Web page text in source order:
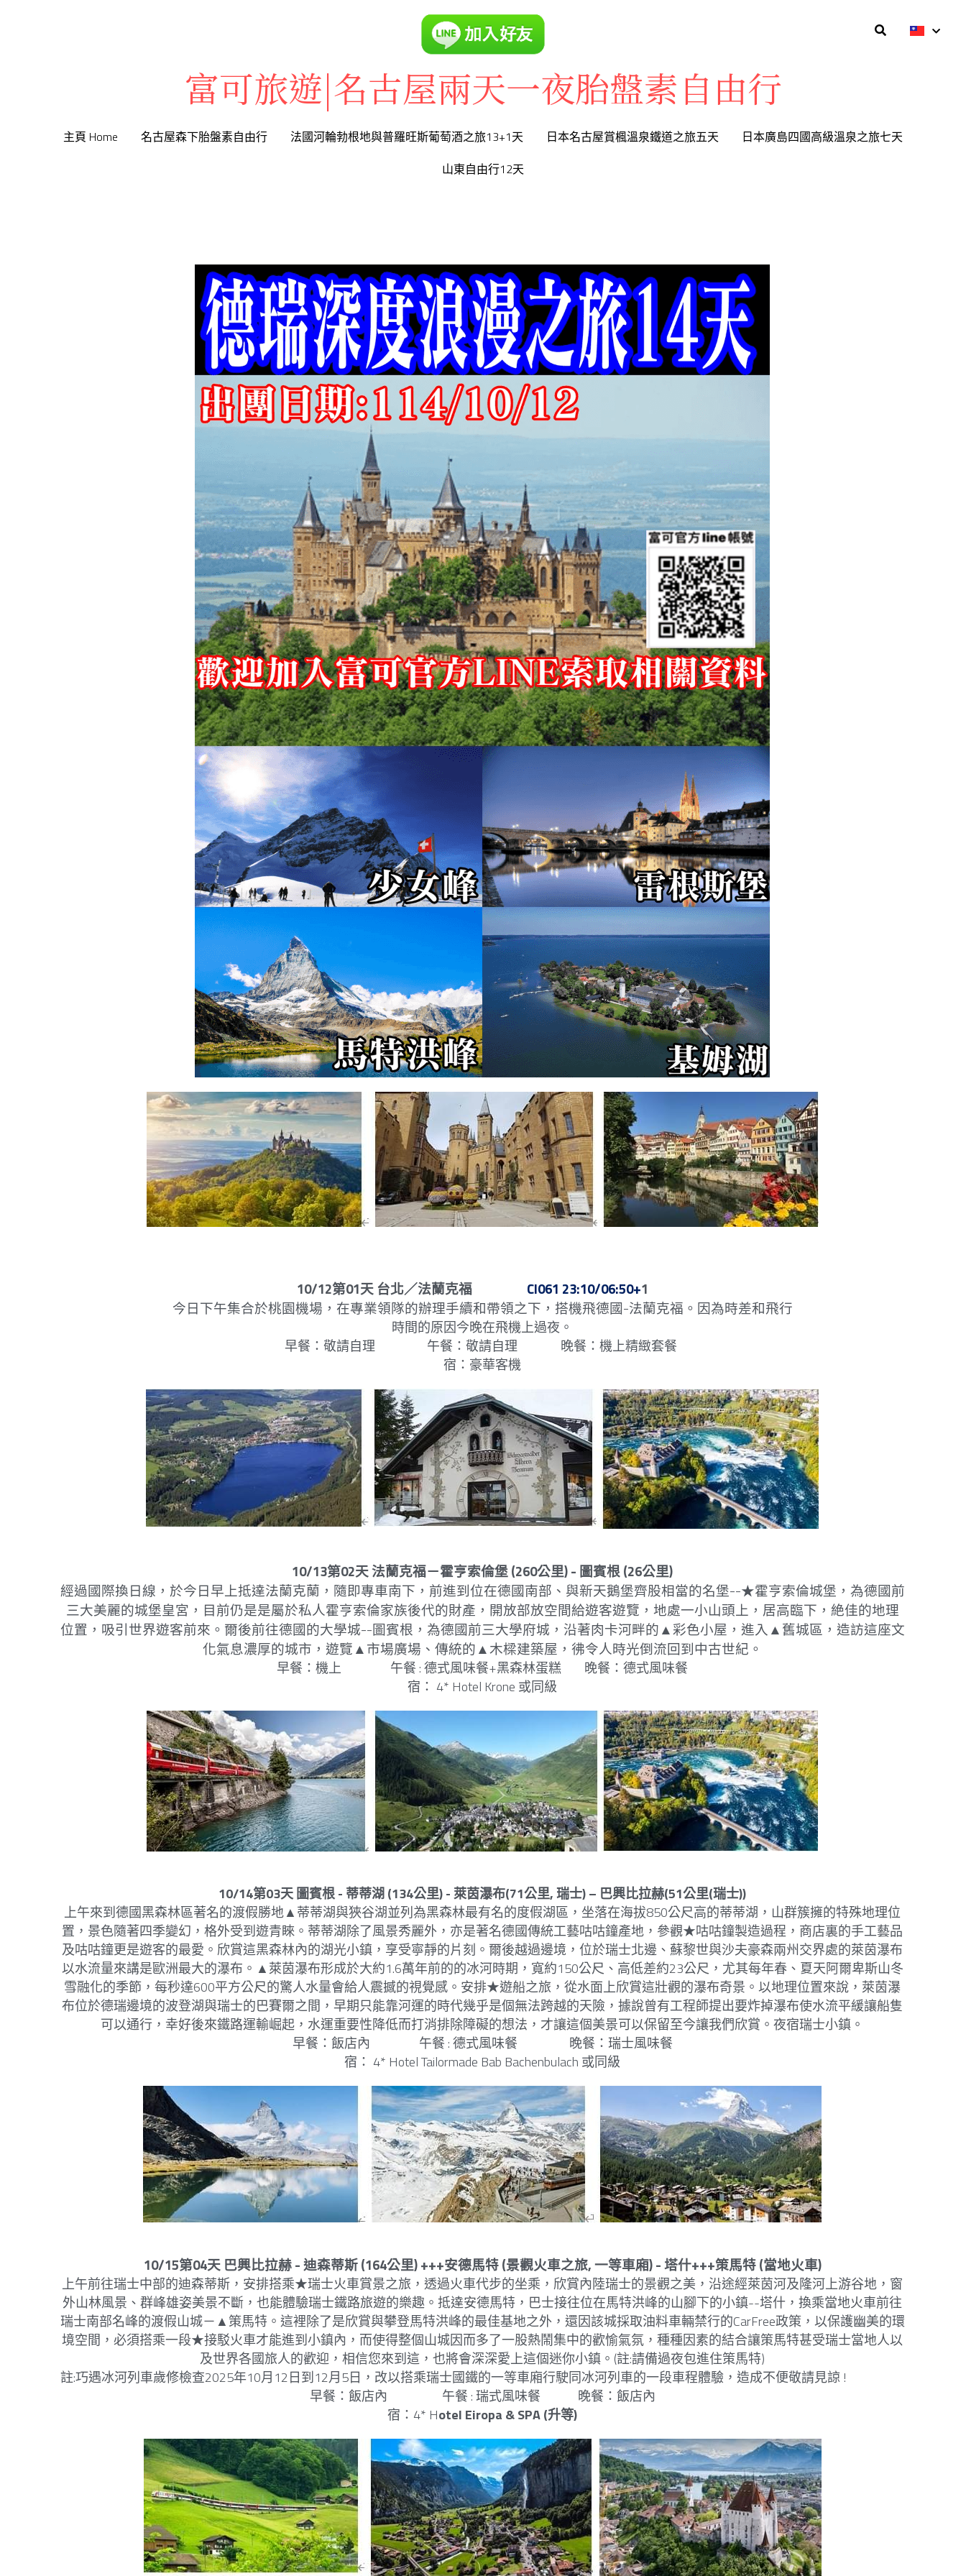
富可旅遊|名古屋兩天一夜胎盤素自由行
主頁 Home 名古屋森下胎盤素自由行 法國河輪勃根地與普羅旺斯葡萄酒之旅13+1天 日本名古屋賞楓溫泉鐵道之旅五天
日本廣島四國高級溫泉之旅七天
山東自由行12天
富可旅遊|名古屋兩天一夜胎盤素自由行
主頁 Home 名古屋森下胎盤素自由行 法國河輪勃根地與普羅旺斯葡萄酒之旅13+1天 日本名古屋賞楓溫泉鐵道之旅五天
日本廣島四國高級溫泉之旅七天
山東自由行12天
10/12第01天 台北／法蘭克福
  CI061 23:10/06:50+
1
今日下午集合於桃園機場，在專業領隊的辦理手續和帶領之下，搭機飛德國-法蘭克福。因為時差和飛行
時間的原因今晚在飛機上過夜。
早餐：敬請自理                  午餐：敬請自理               晚餐：機上精緻套餐
宿：豪華客機
10/13第02天 法蘭克福－霍亨索倫堡 (260公里) - 圖賓根 (26公里)
經過國際換日線，於今日早上抵達法蘭克蘭，隨即專車南下，前進到位在德國南部、與新天鵝堡齊股相當的名堡--★霍亨索倫城堡，為德國前
三大美麗的城堡皇宮，目前仍是是屬於私人霍亨索倫家族後代的財產，開放部放空間給遊客遊覽，地處一小山頭上，居高臨下，絶佳的地理
位置，吸引世界遊客前來。爾後前往德國的大學城--圖賓根，為德國前三大學府城，沿著肉卡河畔的▲彩色小屋，進入▲舊城區，造訪這座文
化氣息濃厚的城市，遊覽▲市場廣場、傳統的▲木樑建築屋，彿令人時光倒流回到中古世紀。
早餐：機上                 午餐 : 德式風味餐+黑森林蛋糕        晚餐：德式風味餐
宿： 4* Hotel Krone 或同級
10/14第03天 圖賓根 - 蒂蒂湖 (134公里) - 萊茵瀑布(71公里, 瑞士) – 巴興比拉赫(51公里(瑞士))
上午來到德國黑森林區著名的渡假勝地▲蒂蒂湖與狹谷湖並列為黑森林最有名的度假湖區，坐落在海拔850公尺高的蒂蒂湖，山群簇擁的特殊地理位
置，景色隨著四季變幻，格外受到遊青睞。蒂蒂湖除了風景秀麗外，亦是著名德國傳統工藝咕咕鐘產地，參觀★咕咕鐘製造過程，商店裏的手工藝品
及咕咕鐘更是遊客的最愛。欣賞這黑森林內的湖光小鎮，享受寧靜的片刻。爾後越過邊境，位於瑞士北邊、蘇黎世與沙夫豪森兩州交界處的萊茵瀑布
以水流量來講是歐洲最大的瀑布。▲萊茵瀑布形成於大約1.6萬年前的的冰河時期，寬約150公尺、高低差約23公尺，尤其每年春、夏天阿爾卑斯山冬
雪融化的季節，每秒達600平方公尺的驚人水量會給人震撼的視覺感。安排★遊船之旅，從水面上欣賞這壯觀的瀑布奇景。以地理位置來說，萊茵瀑
布位於德瑞邊境的波登湖與瑞士的巴賽爾之間，早期只能靠河運的時代幾乎是個無法跨越的天險，據說曾有工程師提出要炸掉瀑布使水流平緩讓船隻
可以通行，幸好後來鐵路運輸崛起，水運重要性降低而打消排除障礙的想法，才讓這個美景可以保留至今讓我們欣賞。夜宿瑞士小鎮。
早餐：飯店內                 午餐 : 德式風味餐                  晚餐：瑞士風味餐
宿： 4* Hotel Tailormade Bab Bachenbulach 或同級
10/15第04天 巴興比拉赫 - 迪森蒂斯 (164公里) +++安德馬特 (景觀火車之旅, 一等車廂) - 塔什+++策馬特 (當地火車)
上午前往瑞士中部的迪森蒂斯，安排搭乘★瑞士火車賞景之旅，透過火車代步的坐乘，欣賞內陸瑞士的景觀之美，沿途經萊茵河及隆河上游谷地，窗
外山林風景、群峰雄姿美景不斷，也能體驗瑞士鐵路旅遊的樂趣。抵達安德馬特，巴士接往位在馬特洪峰的山腳下的小鎮--塔什，換乘當地火車前往
瑞士南部名峰的渡假山城－▲策馬特。這裡除了是欣賞與攀登馬特洪峰的最佳基地之外，還因該城採取油料車輛禁行的CarFree政策，以保護幽美的環
境空間，必須搭乘一段★接駁火車才能進到小鎮內，而使得整個山城因而多了一股熱鬧集中的歡愉氣氛，種種因素的結合讓策馬特甚受瑞士當地人以
及世界各國旅人的歡迎，相信您來到這，也將會深深愛上這個迷你小鎮。(註:請備過夜包進住策馬特)
註:巧遇冰河列車歲修檢查2025年10月12日到12月5日，改以搭乘瑞士國鐵的一等車廂行駛同冰河列車的一段車程體驗，造成不便敬請見諒 !
早餐：飯店內                   午餐 : 瑞式風味餐             晚餐：飯店內
宿：4* Hotel Eiropa & SPA (升等)